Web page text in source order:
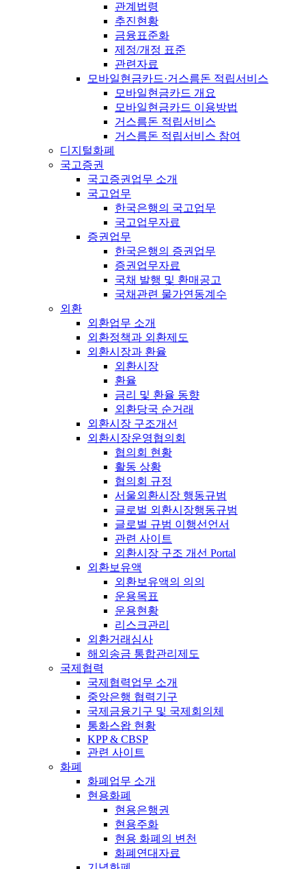
관계법령
추진현황
금융표준화
제정/개정 표준
관련자료
모바일현금카드·거스름돈 적립서비스
모바일현금카드 개요
모바일현금카드 이용방법
거스름돈 적립서비스
거스름돈 적립서비스 참여
디지털화폐
국고증권
국고증권업무 소개
국고업무
한국은행의 국고업무
국고업무자료
증권업무
한국은행의 증권업무
증권업무자료
국채 발행 및 환매공고
국채관련 물가연동계수
외환
외환업무 소개
외환정책과 외환제도
외환시장과 환율
외환시장
환율
금리 및 환율 동향
외환당국 순거래
외환시장 구조개선
외환시장운영협의회
협의회 현황
활동 상황
협의회 규정
서울외환시장 행동규범
글로벌 외환시장행동규범
글로벌 규범 이행선언서
관련 사이트
외환시장 구조 개선 Portal
외환보유액
외환보유액의 의의
운용목표
운용현황
리스크관리
외환거래심사
해외송금 통합관리제도
국제협력
국제협력업무 소개
중앙은행 협력기구
국제금융기구 및 국제회의체
통화스왑 현황
KPP & CBSP
관련 사이트
화폐
화폐업무 소개
현용화폐
현용은행권
현용주화
현용 화폐의 변천
화폐연대자료